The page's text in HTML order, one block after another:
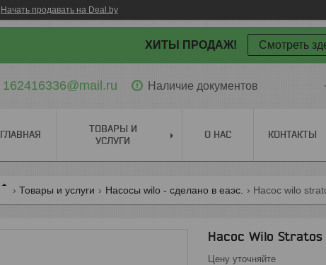
Начать продавать на Deal.by
ХИТЫ ПРОДАЖ! Смотреть
162416336@mail.ru Наличие документов
ГЛАВНАЯ
ТОВАРЫ И
УСЛУГИ
О НАС КОНТАКТЫ
Товары и услуги Насосы wilo - сделано в еаэс. Насос wilo
Насос Wilo Stratos
Цену уточняйте